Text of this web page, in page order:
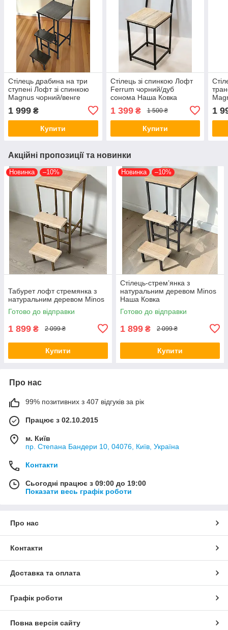
Стілець драбина на три
ступені Лофт зі спинкою
Magnus чорний/венге
1 999 ₴
Купити
Стілець зі спинкою Лофт
Ferrum чорний/дуб
сонома Наша Ковка
1 399₴ 1 500 ₴
Купити
1
Акційні пропозиції та новинки
Новинка –10%
Табурет лофт стремянка з
натуральним деревом Minos
Готово до відправки
1 899 ₴ 2 099 ₴
Купити
Новинка –10%
Стілець-стрем’янка з
натуральним деревом Minos
Наша Ковка
Готово до відправки
1 899 ₴ 2 099 ₴
Купити
Про нас
99% позитивних з 407 відгуків за рік
Працює з 02.10.2015
м. Київ
пр. Степана Бандери 10, 04076, Київ, Україна
Контакти
Сьогодні працює з 09:00 до 19:00
Показати весь графік роботи
Про нас
Контакти
Доставка та оплата
Графік роботи
Повна версія сайту